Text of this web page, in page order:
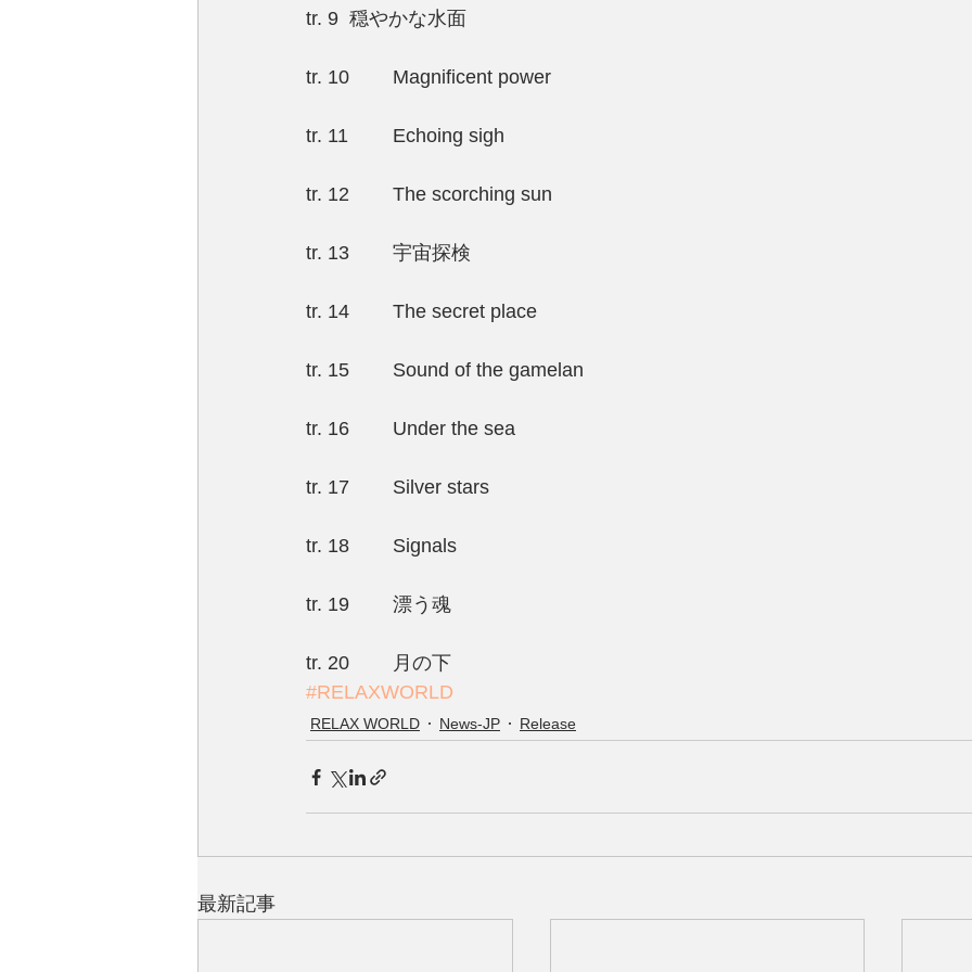
tr. 9	穏やかな水面
tr. 10	Magnificent power
tr. 11	Echoing sigh
tr. 12	The scorching sun
tr. 13	宇宙探検
tr. 14	The secret place
tr. 15	Sound of the gamelan
tr. 16	Under the sea
tr. 17	Silver stars
tr. 18	Signals
tr. 19	漂う魂
tr. 20	月の下
#RELAXWORLD
RELAX WORLD News-JP Release
最新記事